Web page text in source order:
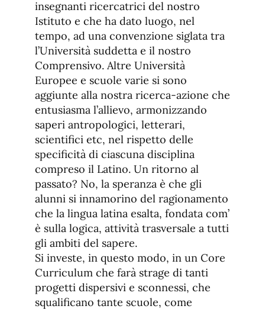
insegnanti ricercatrici del nostro
Istituto e che ha dato luogo, nel
tempo, ad una convenzione siglata tra
l’Università suddetta e il nostro
Comprensivo. Altre Università
Europee e scuole varie si sono
aggiunte alla nostra ricerca-azione che
entusiasma l’allievo, armonizzando
saperi antropologici, letterari,
scientifici etc, nel rispetto delle
specificità di ciascuna disciplina
compreso il Latino. Un ritorno al
passato? No, la speranza è che gli
alunni si innamorino del ragionamento
che la lingua latina esalta, fondata com’
è sulla logica, attività trasversale a tutti
gli ambiti del sapere.
Si investe, in questo modo, in un Core
Curriculum che farà strage di tanti
progetti dispersivi e sconnessi, che
squalificano tante scuole, come